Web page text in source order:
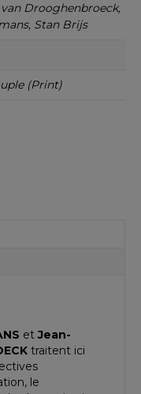
Drooghenbroeck,
Stan Brijs
(Print)
etJean-
traitent ici
le